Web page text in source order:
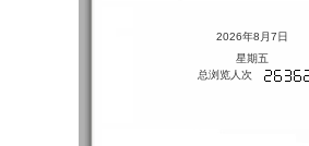
2026年8月7日
星期五
总浏览人次